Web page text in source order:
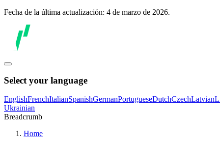
Fecha de la última actualización: 4 de marzo de 2026.
Select your language
EnglishFrenchItalianSpanishGermanPortugueseDutchCzechLatvian
Ukrainian
Breadcrumb
Home